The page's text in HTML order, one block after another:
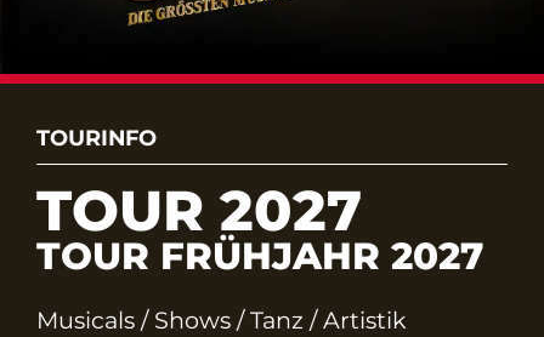
TOURINFO
TOUR 2027
TOUR FRÜHJAHR 2027
Musicals / Shows / Tanz / Artistik